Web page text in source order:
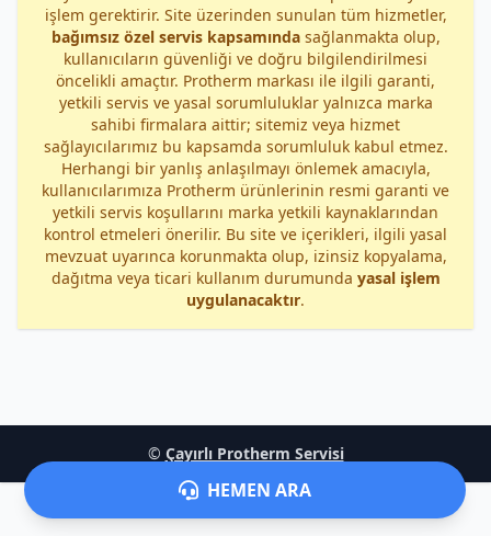
işlem gerektirir. Site üzerinden sunulan tüm hizmetler,
bağımsız özel servis kapsamındasağlanmakta olup,
kullanıcıların güvenliği ve doğru bilgilendirilmesi
öncelikli amaçtır. Protherm markası ile ilgili garanti,
yetkili servis ve yasal sorumluluklar yalnızca marka
sahibi firmalara aittir; sitemiz veya hizmet
sağlayıcılarımız bu kapsamda sorumluluk kabul etmez.
Herhangi bir yanlış anlaşılmayı önlemek amacıyla,
kullanıcılarımıza Protherm ürünlerinin resmi garanti ve
yetkili servis koşullarını marka yetkili kaynaklarından
kontrol etmeleri önerilir. Bu site ve içerikleri, ilgili yasal
mevzuat uyarınca korunmakta olup, izinsiz kopyalama,
dağıtma veya ticari kullanım durumunda yasal işlem
uygulanacaktır.
© Çayırlı Protherm Servisi
HEMEN ARA